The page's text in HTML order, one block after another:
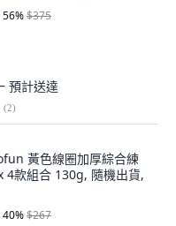
56%$375
預計送達
(2)
黃色線圈加厚綜合練
4款組合 130g, 隨機出貨,
40%$267